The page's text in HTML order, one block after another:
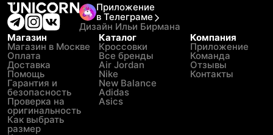
Приложение
в Телеграме
Дизайн Ильи Бирмана
Магазин
Магазин в Москве
Оплата
Доставка
Помощь
Гарантия и
безопасность
Проверка на
оригинальность
Как выбрать
размер
Каталог
Кроссовки
Все бренды
Air Jordan
Nike
New Balance
Adidas
Asics
Компания
Приложение
Команда
Отзывы
Контакты